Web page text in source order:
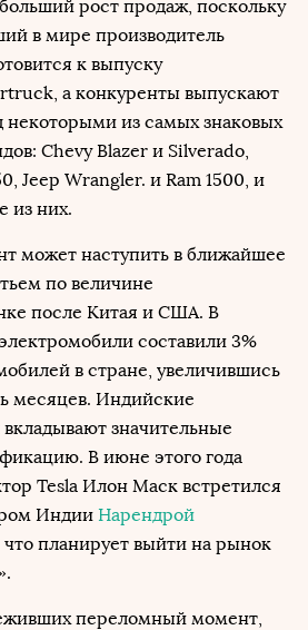
рост продаж, поскольку
в мире производитель
к выпуску
а конкуренты выпускают
некоторыми из самых знаковых
Chevy Blazer и Silverado,
Jeep Wrangler. и Ram 1500, и
из них.
может наступить в ближайшее
по величине
после Китая и США. В
составили 3%
в стране, увеличившись
месяцев. Индийские
значительные
В июне этого года
Tesla Илон Маск встретился
Индии Нарендрой
что планирует выйти на рынок
переломный момент,